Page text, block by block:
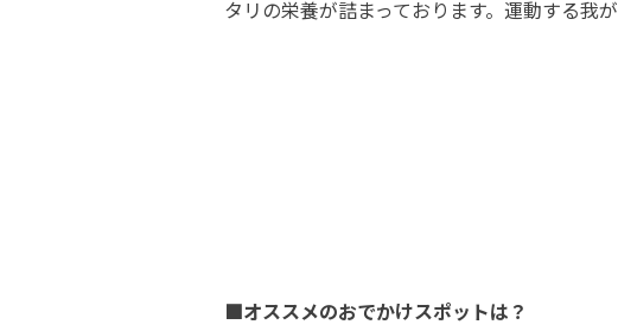
タリの栄養が詰まっております。運動する我が
■オススメのおでかけスポットは？